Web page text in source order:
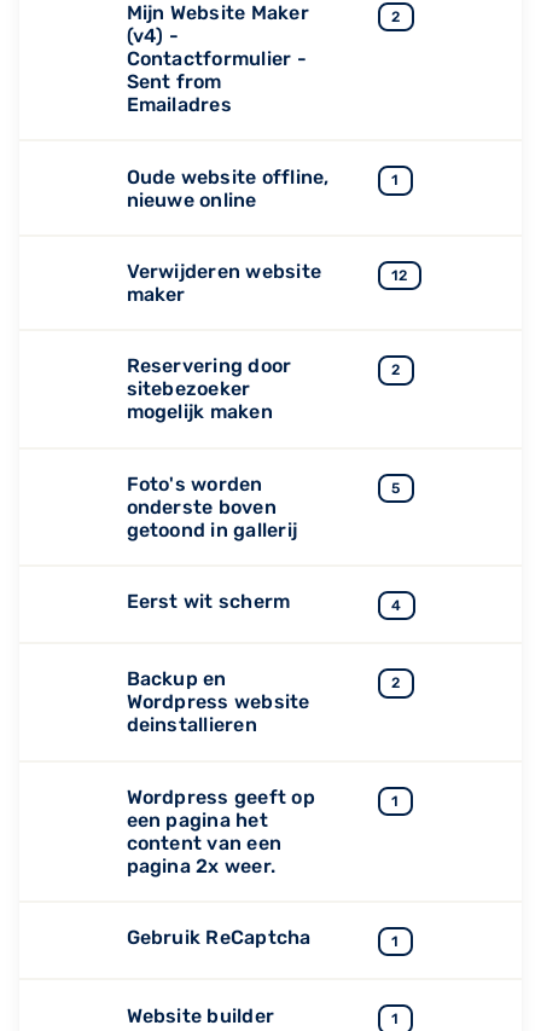
Mijn Website Maker
(v4) -
Contactformulier -
Sent from
Emailadres
2
Oude website offline,
nieuwe online
1
Verwijderen website
maker
12
Reservering door
sitebezoeker
mogelijk maken
2
Foto's worden
onderste boven
getoond in gallerij
5
Eerst wit scherm 4
Backup en
Wordpress website
deinstallieren
2
Wordpress geeft op
een pagina het
content van een
pagina 2x weer.
1
Gebruik ReCaptcha 1
Website builder 1